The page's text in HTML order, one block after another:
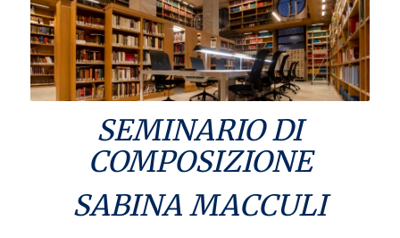
SEMINARIO DI
COMPOSIZIONE
SABINA MACCULI